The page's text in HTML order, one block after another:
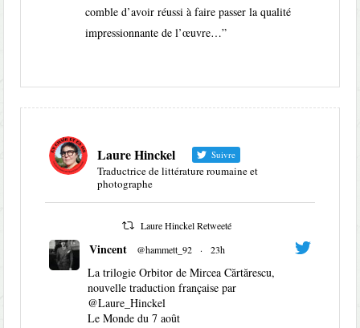
comble d’avoir réussi à faire passer la qualité
impressionnante de l’œuvre…”
Laure Hinckel Suivre
Traductrice de littérature roumaine et
photographe
Laure Hinckel Retweeté
Vincent @hammett_92 · 23h
La trilogie Orbitor de Mircea Cărtărescu,
nouvelle traduction française par
@Laure_Hinckel
Le Monde du 7 août